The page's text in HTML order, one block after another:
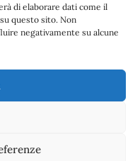
di elaborare dati come il
questo sito. Non
negativamente su alcune
in diritto
2021